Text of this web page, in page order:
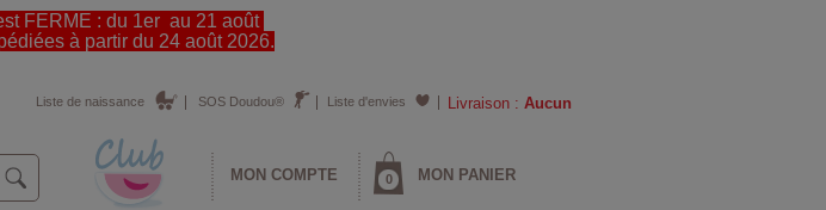
FERME : du 1er au 21 août
à partir du 24 août 2026.
Livraison : Aucun
Liste d'envies
SOS Doudou®
Liste de naissance
MON COMPTE 0 MON PANIER